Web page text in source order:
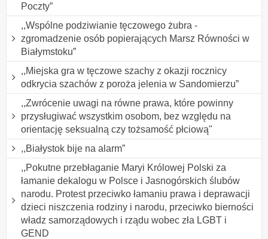
Poczty”
,,Wspólne podziwianie tęczowego żubra -
zgromadzenie osób popierających Marsz Równości w
Białymstoku”
,,Miejska gra w tęczowe szachy z okazji rocznicy
odkrycia szachów z poroża jelenia w Sandomierzu”
,,Zwrócenie uwagi na równe prawa, które powinny
przysługiwać wszystkim osobom, bez względu na
orientację seksualną czy tożsamość płciową"
,,Białystok bije na alarm”
,,Pokutne przebłaganie Maryi Królowej Polski za
łamanie dekalogu w Polsce i Jasnogórskich ślubów
narodu. Protest przeciwko łamaniu prawa i deprawacji
dzieci niszczenia rodziny i narodu, przeciwko bierności
władz samorządowych i rządu wobec zła LGBT i
GEND